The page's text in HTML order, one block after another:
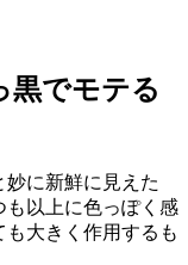
黒でモテる
に新鮮に見えた
も以上に色っぽく感
大きく作用するも